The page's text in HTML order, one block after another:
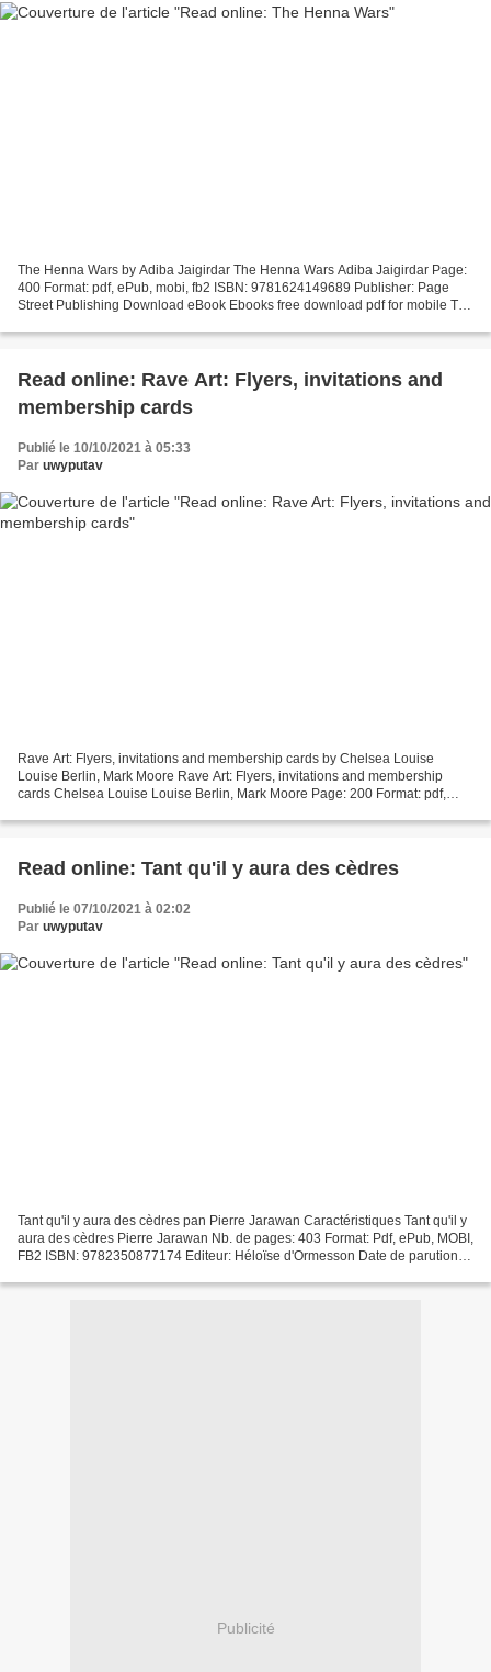
The Henna Wars by Adiba Jaigirdar The Henna Wars Adiba Jaigirdar Page:
400 Format: pdf, ePub, mobi, fb2 ISBN: 9781624149689 Publisher: Page
Street Publishing Download eBook Ebooks free download pdf for mobile The
Read online: Rave Art: Flyers, invitations and
membership cards
Publié le 10/10/2021 à 05:33
Par uwyputav
Rave Art: Flyers, invitations and membership cards by Chelsea Louise
Louise Berlin, Mark Moore Rave Art: Flyers, invitations and membership
cards Chelsea Louise Louise Berlin, Mark Moore Page: 200 Format: pdf,
Read online: Tant qu'il y aura des cèdres
Publié le 07/10/2021 à 02:02
Par uwyputav
Tant qu'il y aura des cèdres pan Pierre Jarawan Caractéristiques Tant qu'il y
aura des cèdres Pierre Jarawan Nb. de pages: 403 Format: Pdf, ePub, MOBI,
FB2 ISBN: 9782350877174 Editeur: Héloïse d'Ormesson Date de parution:
Publicité